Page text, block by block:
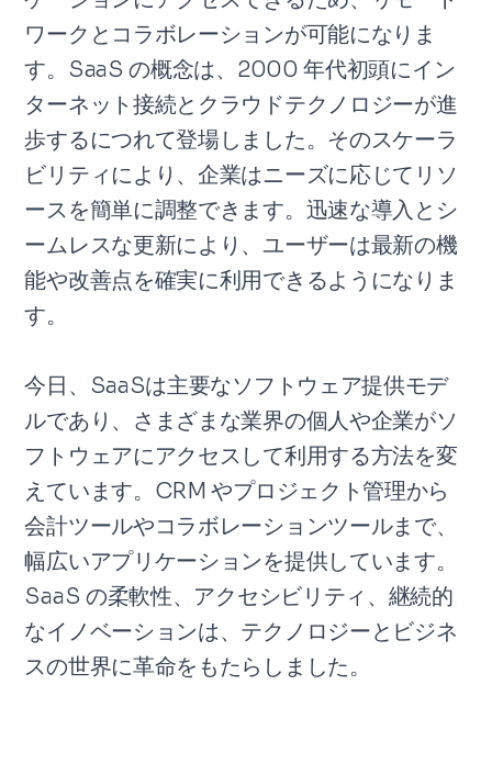
ワークとコラボレーションが可能になりま
す。SaaS の概念は、2000 年代初頭にイン
ターネット接続とクラウドテクノロジーが進
歩するにつれて登場しました。そのスケーラ
ビリティにより、企業はニーズに応じてリソ
ースを簡単に調整できます。迅速な導入とシ
ームレスな更新により、ユーザーは最新の機
能や改善点を確実に利用できるようになりま
す。
今日、SaaSは主要なソフトウェア提供モデ
ルであり、さまざまな業界の個人や企業がソ
フトウェアにアクセスして利用する方法を変
えています。CRM やプロジェクト管理から
会計ツールやコラボレーションツールまで、
幅広いアプリケーションを提供しています。
SaaS の柔軟性、アクセシビリティ、継続的
なイノベーションは、テクノロジーとビジネ
スの世界に革命をもたらしました。